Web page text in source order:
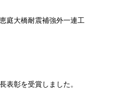
庭大橋耐震補強外一連工
表彰を受賞しました。